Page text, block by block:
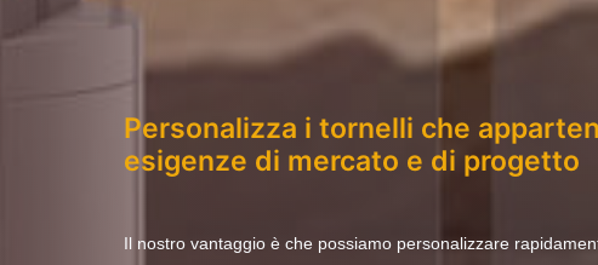
Personalizza i tornelli che
esigenze di mercato e di progetto
Il nostro vantaggio è che possiamo personalizzare